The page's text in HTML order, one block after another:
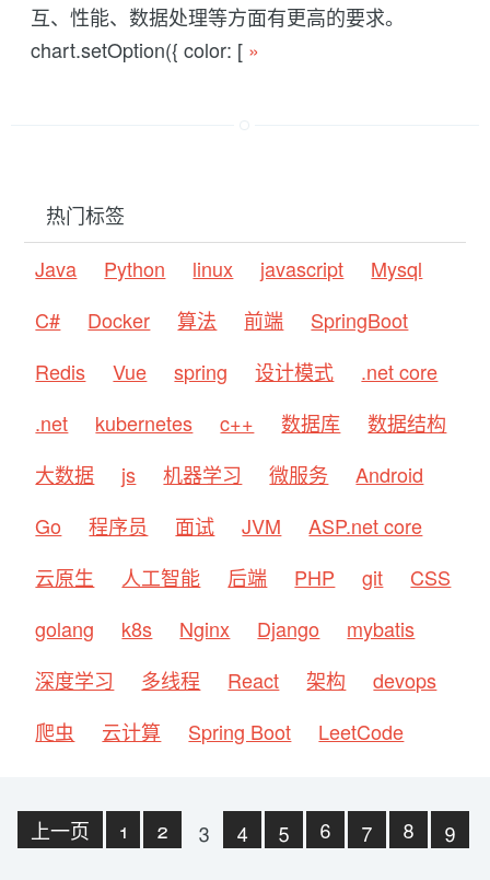
互、性能、数据处理等方面有更高的要求。
chart.setOption({ color: [ »
热门标签
Java
Python linux javascript
Mysql
C#
Docker 算法 前端
SpringBoot
Redis
Vue spring 设计模式
.net core
.net
kubernetes c++ 数据库
数据结构
大数据
js 机器学习 微服务
Android
Go
程序员 面试 JVM
ASP.net core
云原生
人工智能 后端 PHP git
CSS
golang
k8s Nginx Django
mybatis
深度学习
多线程 React 架构
devops
爬虫
云计算 Spring Boot LeetCode
上一页 1 2 3 4 5 6 7 8
9